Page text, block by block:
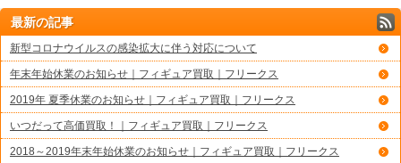
最新の記事
新型コロナウイルスの感染拡大に伴う対応について
年末年始休業のお知らせ｜フィギュア買取｜フリークス
2019年 夏季休業のお知らせ｜フィギュア買取｜フリークス
いつだって高価買取！｜フィギュア買取｜フリークス
2018～2019年末年始休業のお知らせ｜フィギュア買取｜フリークス